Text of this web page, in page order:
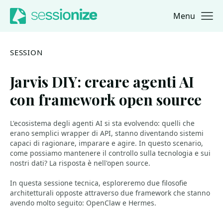
Jump to navigation
Jump to content Menu
SESSION
Jarvis DIY: creare agenti AI
con framework open source
L'ecosistema degli agenti AI si sta evolvendo: quelli che
erano semplici wrapper di API, stanno diventando sistemi
capaci di ragionare, imparare e agire. In questo scenario,
come possiamo mantenere il controllo sulla tecnologia e sui
nostri dati? La risposta è nell'open source.
In questa sessione tecnica, esploreremo due filosofie
architetturali opposte attraverso due framework che stanno
avendo molto seguito: OpenClaw e Hermes.